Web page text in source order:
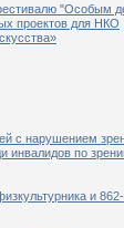
"Особым
проектов для НКО
с нарушением
инвалидов по
и